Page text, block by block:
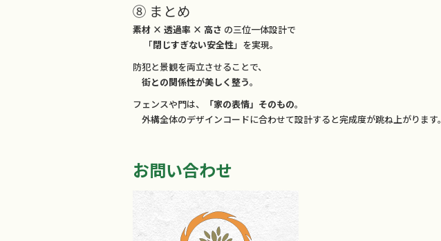
⑧ まとめ
素材 × 透過率 × 高さ の三位一体設計で
「閉じすぎない安全性」を実現。
防犯と景観を両立させることで、
街との関係性が美しく整う。
フェンスや門は、
「家の表情」そのもの。
外構全体のデザインコードに合わせて設計すると完成度が跳ね上がります。
お問い合わせ